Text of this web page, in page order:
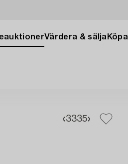
Värdera & sälja Köpa
3335